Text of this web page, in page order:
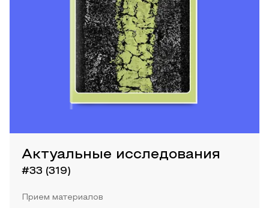
Актуальные исследования
#33 (319)
Прием материалов